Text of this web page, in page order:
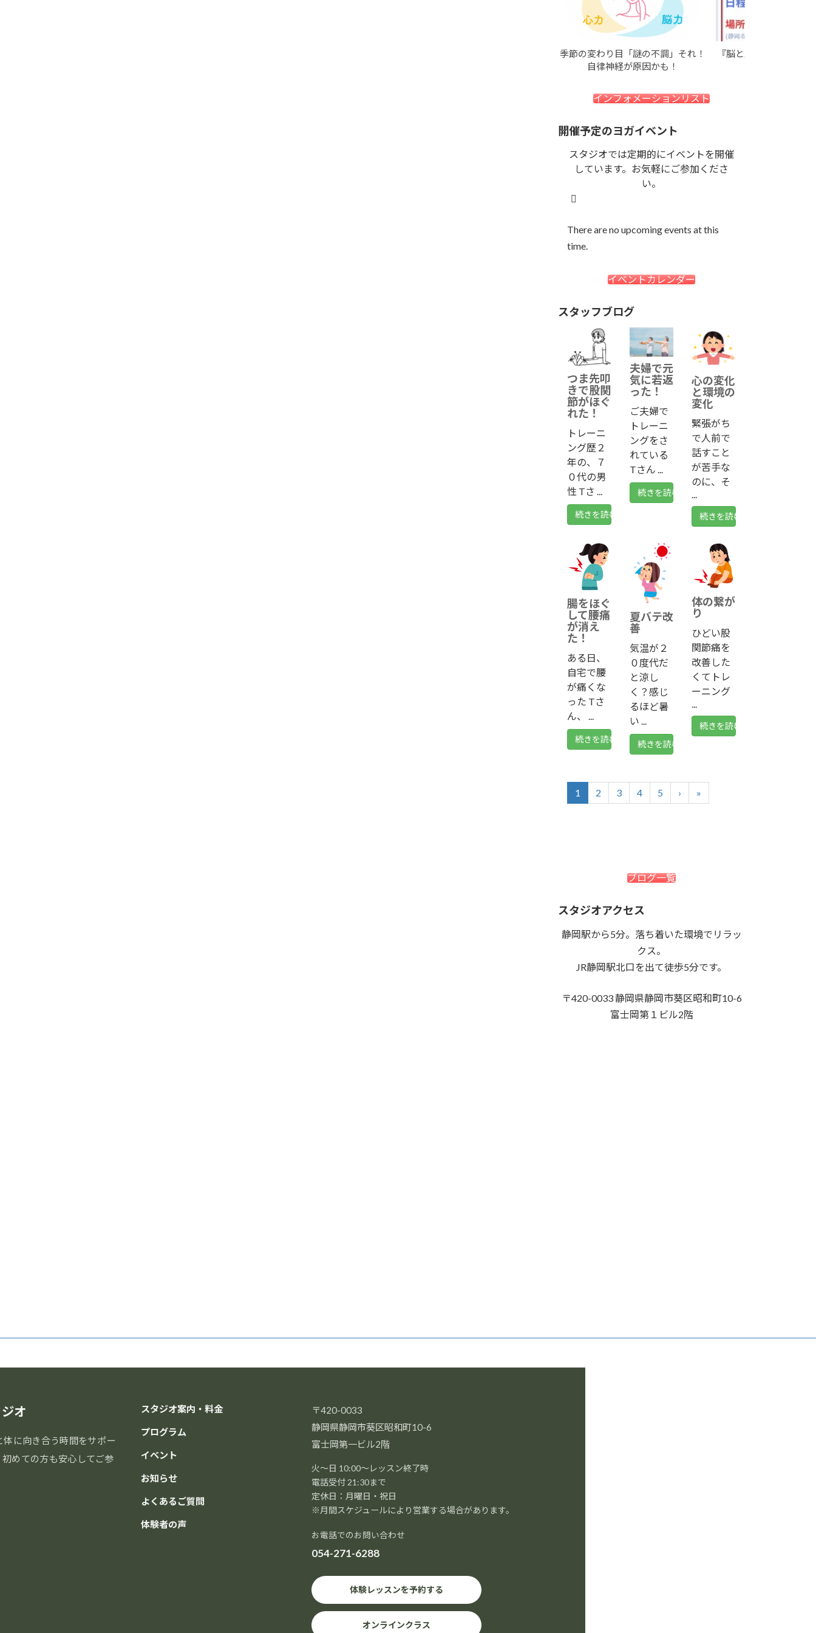
季節の変わり目「謎の不調」それ！
自律神経が原因かも！
『脳と腸の健康』ヨガ
インフォメーションリスト
開催予定のヨガイベント
スタジオでは定期的にイベントを開催
しています。お気軽にご参加くださ
い。
There are no upcoming events at this
time.
イベントカレンダー
スタッフブログ
つま先叩
きで股関
節がほぐ
れた！
トレーニ
ング歴２
年の、７
０代の男
性 Tさ ...
続きを読む
夫婦で元
気に若返
った！
ご夫婦で
トレーニ
ングをさ
れている
Tさん ...
続きを読む
心の変化
と環境の
変化
緊張がち
で人前で
話すこと
が苦手な
のに、そ
...
続きを読む
腸をほぐ
して腰痛
が消え
た！
ある日、
自宅で腰
が痛くな
った Tさ
ん、 ...
続きを読む
夏バテ改
善
気温が２
０度代だ
と涼し
く？感じ
るほど暑
い ...
続きを読む
体の繋が
り
ひどい股
関節痛を
改善した
くてトレ
ーニング
...
続きを読む
1 2 3 4 5 › »
ブログ一覧
スタジオアクセス
静岡駅から5分。落ち着いた環境でリラッ
クス。
JR静岡駅北口を出て徒歩5分です。
〒420-0033 静岡県静岡市葵区昭和町10-6
富士岡第１ビル2階
オ
に向き合う時間をサポー
めての方も安心してご参
スタジオ案内・料金
プログラム
イベント
お知らせ
よくあるご質問
体験者の声
〒420-0033
静岡県静岡市葵区昭和町10-6
富士岡第一ビル2階
火～日 10:00～レッスン終了時
電話受付 21:30まで
定休日：月曜日・祝日
※月間スケジュールにより営業する場合があります。
お電話でのお問い合わせ
054-271-6288
体験レッスンを予約する
オンラインクラス